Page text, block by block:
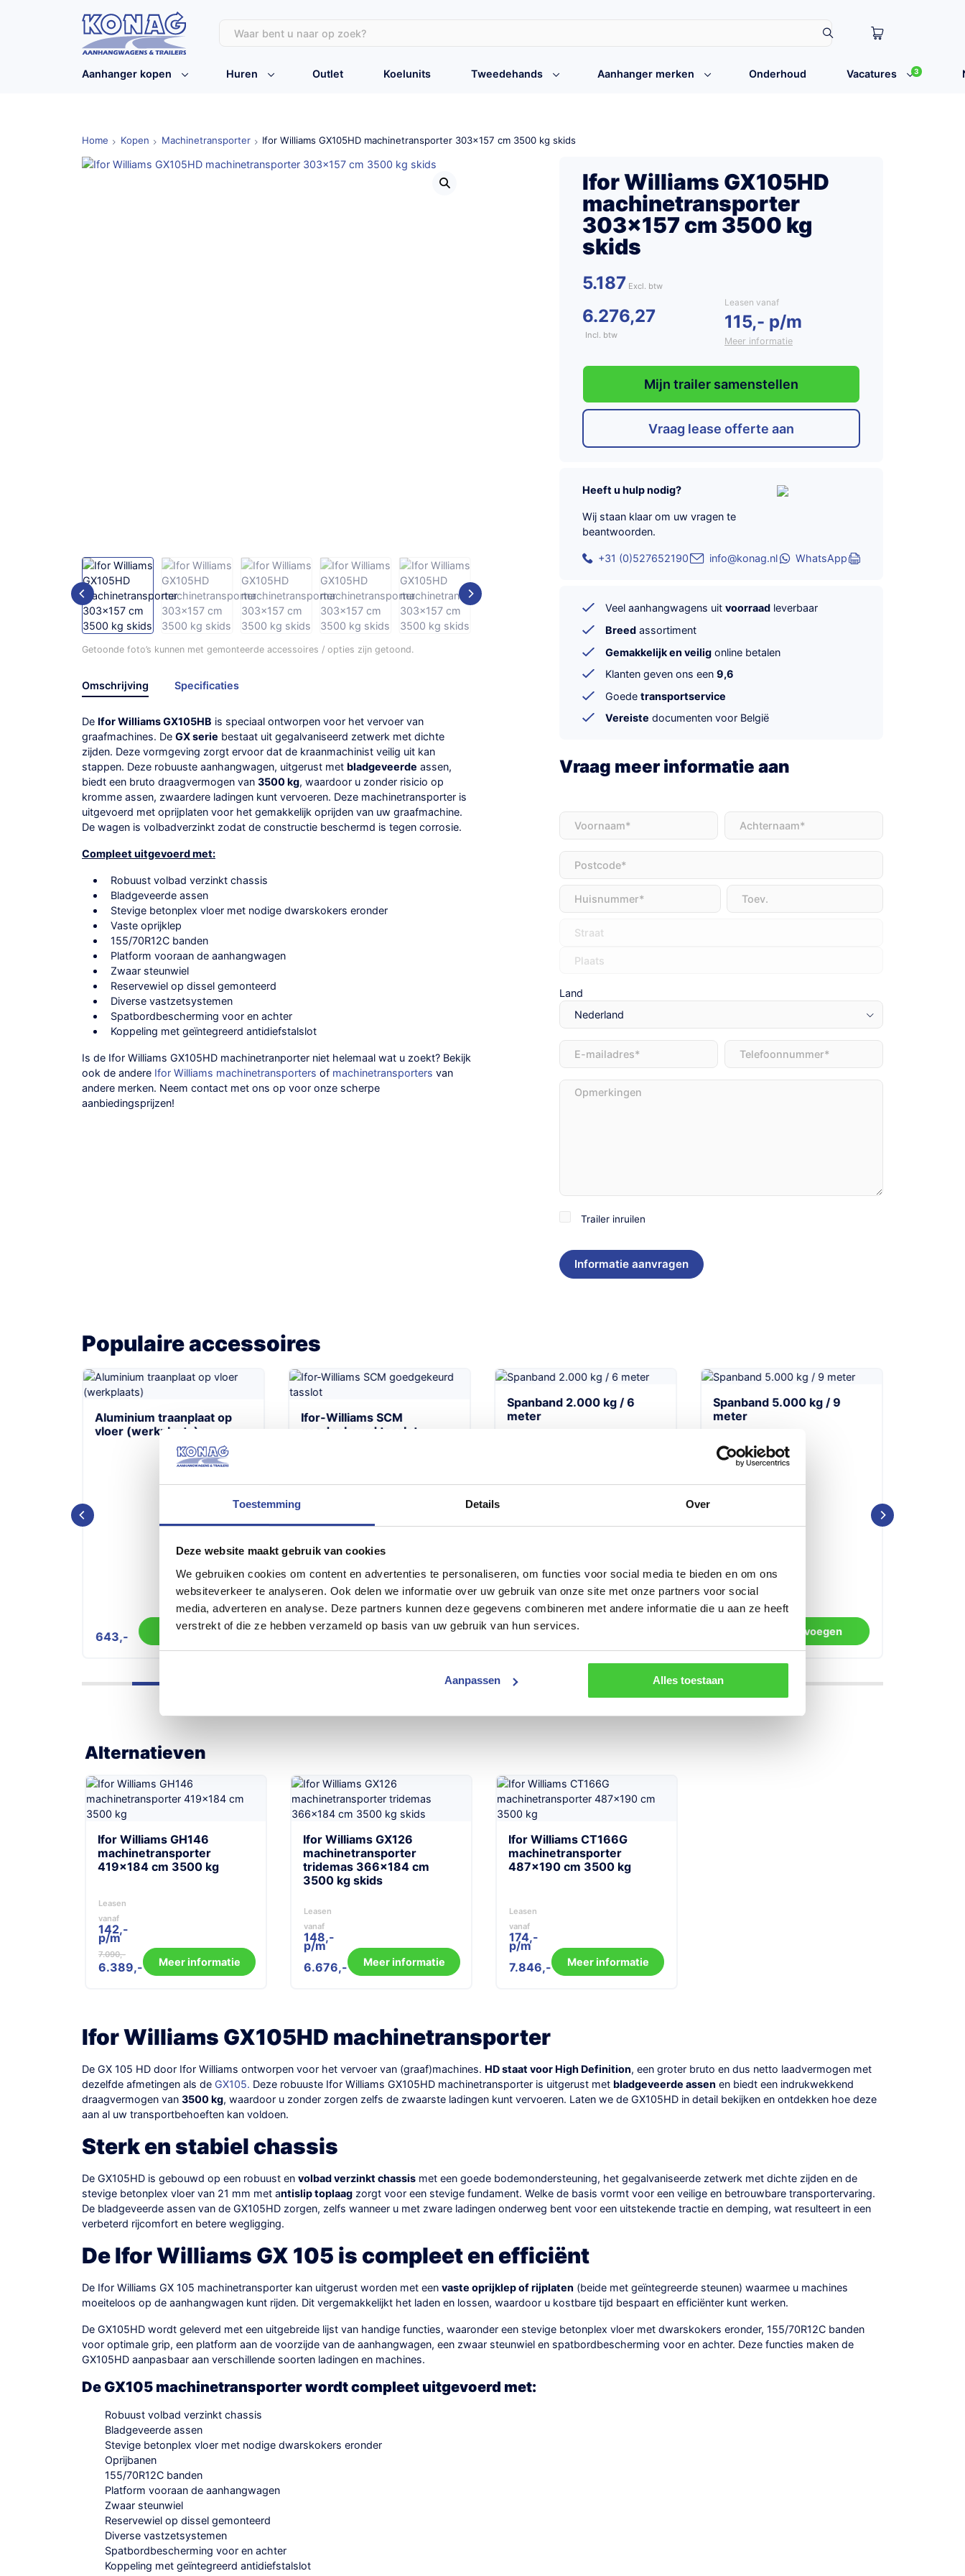
Toestemming Details Over
Deze website maakt gebruik van cookies
We gebruiken cookies om content en advertenties te personaliseren, om functies voor social media te bieden en om ons
websiteverkeer te analyseren. Ook delen we informatie over uw gebruik van onze site met onze partners voor social
media, adverteren en analyse. Deze partners kunnen deze gegevens combineren met andere informatie die u aan ze heeft
verstrekt of die ze hebben verzameld op basis van uw gebruik van hun services.
Aanpassen Alles toestaan
Aanhanger kopen Huren Outlet Koelunits Tweedehands Aanhanger merken Onderhoud Vacatures 3
Home Kopen Machinetransporter Ifor Williams GX105HD machinetransporter 303×157 cm 3500 kg skids
Getoonde foto’s kunnen met gemonteerde accessoires / opties zijn getoond.
Omschrijving Specificaties
De Ifor Williams GX105HB is speciaal ontworpen voor het vervoer van
graafmachines. De GX serie bestaat uit gegalvaniseerd zetwerk met dichte
zijden. Deze vormgeving zorgt ervoor dat de kraanmachinist veilig uit kan
stappen. Deze robuuste aanhangwagen, uitgerust met bladgeveerde assen,
biedt een bruto draagvermogen van 3500 kg, waardoor u zonder risicio op
kromme assen, zwaardere ladingen kunt vervoeren. Deze machinetransporter is
uitgevoerd met oprijplaten voor het gemakkelijk oprijden van uw graafmachine.
De wagen is volbadverzinkt zodat de constructie beschermd is tegen corrosie.
Compleet uitgevoerd met:
Robuust volbad verzinkt chassis
Bladgeveerde assen
Stevige betonplex vloer met nodige dwarskokers eronder
Vaste oprijklep
155/70R12C banden
Platform vooraan de aanhangwagen
Zwaar steunwiel
Reservewiel op dissel gemonteerd
Diverse vastzetsystemen
Spatbordbescherming voor en achter
Koppeling met geïntegreerd antidiefstalslot
Is de Ifor Williams GX105HD machinetranporter niet helemaal wat u zoekt? Bekijk
ook de andere Ifor Williams machinetransporters of machinetransporters van
andere merken. Neem contact met ons op voor onze scherpe
aanbiedingsprijzen!
Ifor Williams GX105HD
machinetransporter
303×157 cm 3500 kg
skids
5.187
6.276,27
Incl. btw
Leasen vanaf
115,- p/m
Meer informatie
Mijn trailer samenstellen
Vraag lease offerte aan
Heeft u hulp nodig?
Wij staan klaar om uw vragen te
beantwoorden.
+31 (0)527652190 info@konag.nl WhatsApp
Veel aanhangwagens uit voorraad leverbaar
Breed assortiment
Gemakkelijk en veilig online betalen
Klanten geven ons een 9,6
Goede transportservice
Vereiste documenten voor België
Vraag meer informatie aan
Voornaam Achternaam
Adres
Land
E-
mailadres(Vereist)
Telefoon
Opmerkingen
TrailerTrailer inruilen
Populaire accessoires
Aluminium traanplaat op
vloer (werkplaats)
643 Toevoegen
Ifor-Williams SCM
goedgekeurd tasslot
Toevoegen
Spanband 2.000 kg / 6
meter
Toevoegen
Spanband 5.000 kg / 9
meter
Toevoegen
Alternatieven
Ifor Williams GH146
machinetransporter
419×184 cm 3500 kg
Leasen
vanaf
142,-
p/m
7.090
Oorspronkelijke
prijs
6.389
Huidige
prijs
Meer informatie
Ifor Williams GX126
machinetransporter
tridemas 366×184 cm
3500 kg skids
Leasen
vanaf
148,-
p/m
6.676
Meer informatie
Ifor Williams CT166G
machinetransporter
487×190 cm 3500 kg
Leasen
vanaf
174,-
p/m
7.846
Meer informatie
Ifor Williams GX105HD machinetransporter
De GX 105 HD door Ifor Williams ontworpen voor het vervoer van (graaf)machines. HD staat voor High Definition, een groter bruto en dus netto laadvermogen met
dezelfde afmetingen als de GX105. Deze robuuste Ifor Williams GX105HD machinetransporter is uitgerust met bladgeveerde assen en biedt een indrukwekkend
draagvermogen van 3500 kg, waardoor u zonder zorgen zelfs de zwaarste ladingen kunt vervoeren. Laten we de GX105HD in detail bekijken en ontdekken hoe deze
aan al uw transportbehoeften kan voldoen.
Sterk en stabiel chassis
De GX105HD is gebouwd op een robuust en volbad verzinkt chassis met een goede bodemondersteuning, het gegalvaniseerde zetwerk met dichte zijden en de
stevige betonplex vloer van 21 mm met antislip toplaag zorgt voor een stevige fundament. Welke de basis vormt voor een veilige en betrouwbare transportervaring.
De bladgeveerde assen van de GX105HD zorgen, zelfs wanneer u met zware ladingen onderweg bent voor een uitstekende tractie en demping, wat resulteert in een
verbeterd rijcomfort en betere wegligging.
De Ifor Williams GX 105 is compleet en efficiënt
De Ifor Williams GX 105 machinetransporter kan uitgerust worden met een vaste oprijklep of rijplaten (beide met geïntegreerde steunen) waarmee u machines
moeiteloos op de aanhangwagen kunt rijden. Dit vergemakkelijkt het laden en lossen, waardoor u kostbare tijd bespaart en efficiënter kunt werken.
De GX105HD wordt geleverd met een uitgebreide lijst van handige functies, waaronder een stevige betonplex vloer met dwarskokers eronder, 155/70R12C banden
voor optimale grip, een platform aan de voorzijde van de aanhangwagen, een zwaar steunwiel en spatbordbescherming voor en achter. Deze functies maken de
GX105HD aanpasbaar aan verschillende soorten ladingen en machines.
De GX105 machinetransporter wordt compleet uitgevoerd met:
Robuust volbad verzinkt chassis
Bladgeveerde assen
Stevige betonplex vloer met nodige dwarskokers eronder
Oprijbanen
155/70R12C banden
Platform vooraan de aanhangwagen
Zwaar steunwiel
Reservewiel op dissel gemonteerd
Diverse vastzetsystemen
Spatbordbescherming voor en achter
Koppeling met geïntegreerd antidiefstalslot